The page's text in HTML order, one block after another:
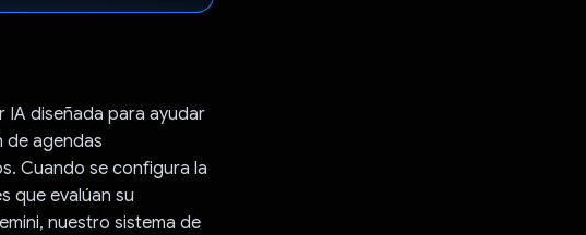
IA diseñada para ayudar
de agendas
Cuando se configura la
que evalúan su
nuestro sistema de